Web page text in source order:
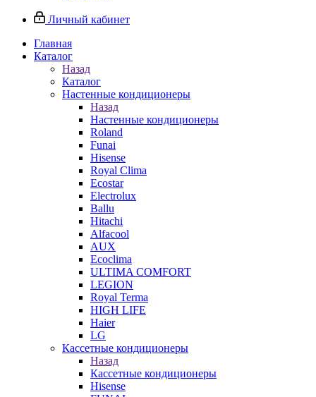
Личный кабинет
Главная
Каталог
Назад
Каталог
Настенные кондиционеры
Назад
Настенные кондиционеры
Roland
Funai
Hisense
Royal Clima
Ecostar
Electrolux
Ballu
Hitachi
Alfacool
AUX
Ecoclima
ULTIMA COMFORT
LEGION
Royal Terma
HIGH LIFE
Haier
LG
Кассетные кондиционеры
Назад
Кассетные кондиционеры
Hisense